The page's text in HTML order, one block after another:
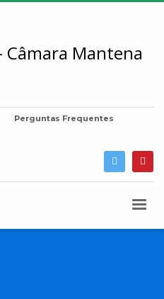
Perguntas Frequentes